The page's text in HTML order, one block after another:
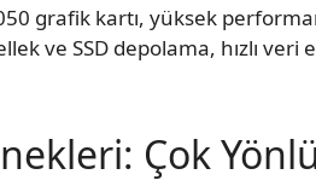
grafik kartı, yüksek
ve SSD depolama, hızlı
Çok